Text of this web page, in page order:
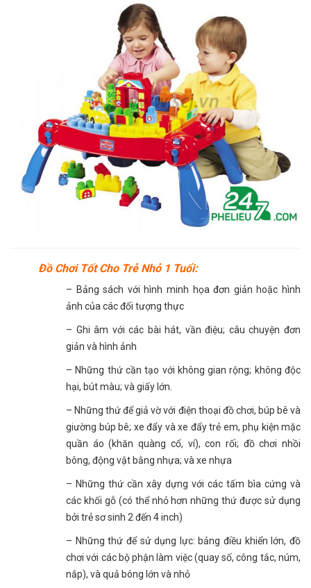
Đồ Chơi Tốt Cho Trẻ Nhỏ 1 Tuổi:
– Bảng sách với hình minh họa đơn giản hoặc hình
ảnh của các đối tượng thực
– Ghi âm với các bài hát, vần điệu; câu chuyện đơn
giản và hình ảnh
– Những thứ cần tạo với không gian rộng; không độc
hại, bút màu; và giấy lớn.
– Những thứ để giả vờ với điện thoại đồ chơi, búp bê và
giường búp bê; xe đẩy và xe đẩy trẻ em, phụ kiện mặc
quần áo (khăn quàng cổ, ví), con rối; đồ chơi nhồi
bông, động vật bằng nhựa; và xe nhựa
– Những thứ cần xây dựng với các tấm bìa cứng và
các khối gỗ (có thể nhỏ hơn những thứ được sử dụng
bởi trẻ sơ sinh 2 đến 4 inch)
– Những thứ để sử dụng lực: bảng điều khiển lớn, đồ
chơi với các bộ phận làm việc (quay số, công tắc, núm,
nắp), và quả bóng lớn và nhỏ